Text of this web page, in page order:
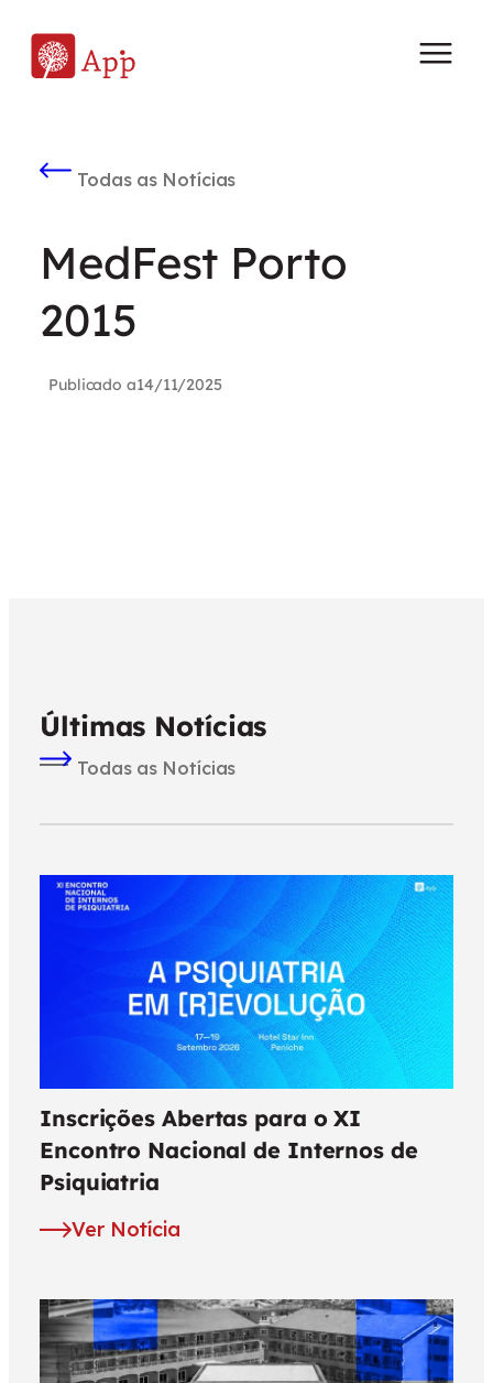
Todas as Notícias
MedFest Porto
2015
Publicado a14/11/2025
Últimas Notícias
Todas as Notícias
Inscrições Abertas para o XI
Encontro Nacional de Internos de
Psiquiatria
Ver Notícia